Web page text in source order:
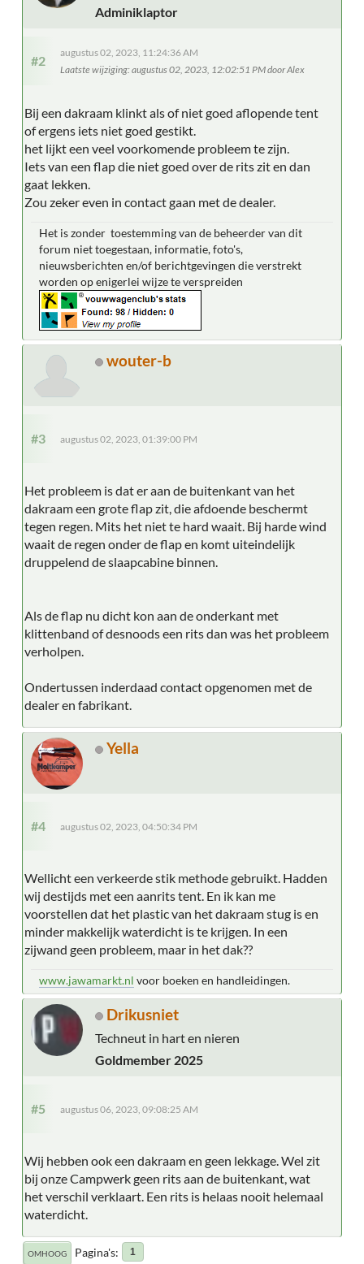
Adminiklaptor
#2
augustus 02, 2023, 11:24:36 AM
Laatste wijziging: augustus 02, 2023, 12:02:51 PM door Alex
Bij een dakraam klinkt als of niet goed aflopende tent
of ergens iets niet goed gestikt.
het lijkt een veel voorkomende probleem te zijn.
Iets van een flap die niet goed over de rits zit en dan
gaat lekken.
Zou zeker even in contact gaan met de dealer.
Het is zonder toestemming van de beheerder van dit
forum niet toegestaan, informatie, foto's,
nieuwsberichten en/of berichtgevingen die verstrekt
worden op enigerlei wijze te verspreiden
wouter-b
#3 augustus 02, 2023, 01:39:00 PM
Het probleem is dat er aan de buitenkant van het
dakraam een grote flap zit, die afdoende beschermt
tegen regen. Mits het niet te hard waait. Bij harde wind
waait de regen onder de flap en komt uiteindelijk
druppelend de slaapcabine binnen.
Als de flap nu dicht kon aan de onderkant met
klittenband of desnoods een rits dan was het probleem
verholpen.
Ondertussen inderdaad contact opgenomen met de
dealer en fabrikant.
Yella
#4 augustus 02, 2023, 04:50:34 PM
Wellicht een verkeerde stik methode gebruikt. Hadden
wij destijds met een aanrits tent. En ik kan me
voorstellen dat het plastic van het dakraam stug is en
minder makkelijk waterdicht is te krijgen. In een
zijwand geen probleem, maar in het dak??
www.jawamarkt.nl voor boeken en handleidingen.
Drikusniet
Techneut in hart en nieren
Goldmember 2025
#5 augustus 06, 2023, 09:08:25 AM
Wij hebben ook een dakraam en geen lekkage. Wel zit
bij onze Campwerk geen rits aan de buitenkant, wat
het verschil verklaart. Een rits is helaas nooit helemaal
waterdicht.
OMHOOG Pagina's 1